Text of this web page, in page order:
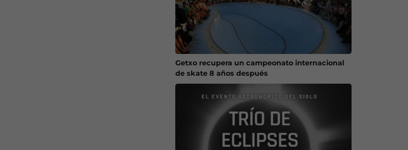
Getxo recupera un campeonato internacional
de skate 8 años después